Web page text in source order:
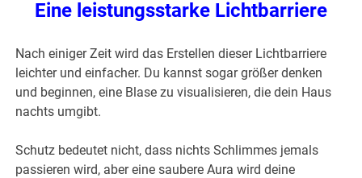
Eine leistungsstarke Lichtbarriere
Nach einiger Zeit wird das Erstellen dieser Lichtbarriere
leichter und einfacher. Du kannst sogar größer denken
und beginnen, eine Blase zu visualisieren, die dein Haus
nachts umgibt.
Schutz bedeutet nicht, dass nichts Schlimmes jemals
passieren wird, aber eine saubere Aura wird deine